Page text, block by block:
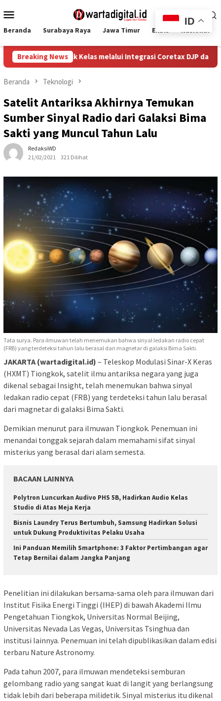
ke
Mobile
Beranda Surabaya Raya Jawa Timur Ekbis Nasional
Breaking News
UMKM Naik Kelas melalui Integrasi Coretax DJP dan Layanan
Beranda Teknologi
Satelit Antariksa Akhirnya Temukan
Sumber Sinyal Radio dari Galaksi Bima
Sakti yang Muncul Tahun Lalu
RedaksiWD
21/02/2021
321 Dilihat
Tata surya. Para ilmuwan telah menemukan bahwa sinyal ledakan radio cepat
(FRB) yang terdeteksi tahun lalu berasal dari magnetar di galaksi Bima Sakti.
JAKARTA (wartadigital.id) – Teleskop Modulasi Sinar-X Keras
(HXMT) Tiongkok, satelit ilmu antariksa negara yang juga
dikenal sebagai Insight, telah menemukan bahwa sinyal
ledakan radio cepat (FRB) yang terdeteksi tahun lalu berasal
dari magnetar di galaksi Bima Sakti.
Demikian menurut para ilmuwan Tiongkok. Penemuan ini
menandai tonggak sejarah dalam memahami sifat sinyal
misterius yang berasal dari alam semesta.
BACAAN LAINNYA
Polytron Luncurkan Audivo PHS 5B, Hadirkan Audio Kelas
Studio di Atas Meja Kerja
Bisnis Laundry Terus Bertumbuh, Samsung Hadirkan Solusi
untuk Dukung Produktivitas Pelaku Usaha
Ini Panduan Memilih Smartphone: 3 Faktor Pertimbangan agar
Tetap Bernilai dalam Jangka Panjang
Penelitian ini dilakukan bersama-sama oleh para ilmuwan dari
Institut Fisika Energi Tinggi (IHEP) di bawah Akademi Ilmu
Pengetahuan Tiongkok, Universitas Normal Beijing,
Universitas Nevada Las Vegas, Universitas Tsinghua dan
institusi lainnya. Penemuan ini telah dipublikasikan dalam edisi
terbaru Nature Astronomy.
Pada tahun 2007, para ilmuwan mendeteksi semburan
gelombang radio yang sangat kuat di langit yang berlangsung
tidak lebih dari beberapa milidetik. Sinyal misterius itu dikenal
ID